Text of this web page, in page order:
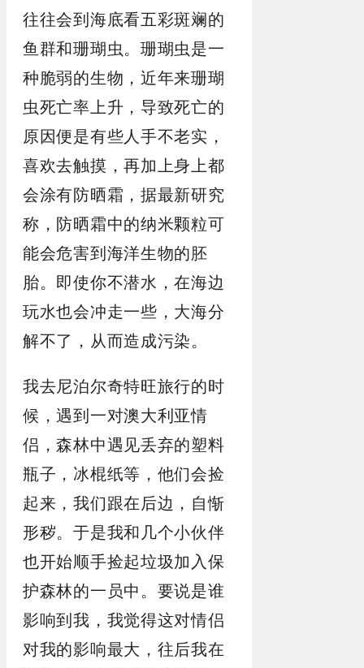
往往会到海底看五彩斑斓的
鱼群和珊瑚虫。珊瑚虫是一
种脆弱的生物，近年来珊瑚
虫死亡率上升，导致死亡的
原因便是有些人手不老实，
喜欢去触摸，再加上身上都
会涂有防晒霜，据最新研究
称，防晒霜中的纳米颗粒可
能会危害到海洋生物的胚
胎。即使你不潜水，在海边
玩水也会冲走一些，大海分
解不了，从而造成污染。
我去尼泊尔奇特旺旅行的时
候，遇到一对澳大利亚情
侣，森林中遇见丢弃的塑料
瓶子，冰棍纸等，他们会捡
起来，我们跟在后边，自惭
形秽。于是我和几个小伙伴
也开始顺手捡起垃圾加入保
护森林的一员中。要说是谁
影响到我，我觉得这对情侣
对我的影响最大，往后我在